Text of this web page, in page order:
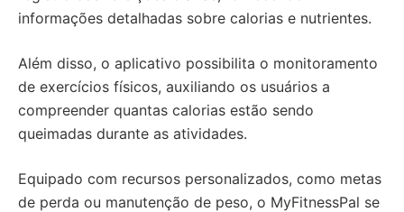
informações detalhadas sobre calorias e nutrientes.
Além disso, o aplicativo possibilita o monitoramento
de exercícios físicos, auxiliando os usuários a
compreender quantas calorias estão sendo
queimadas durante as atividades.
Equipado com recursos personalizados, como metas
de perda ou manutenção de peso, o MyFitnessPal se